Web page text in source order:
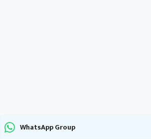
WhatsApp Group